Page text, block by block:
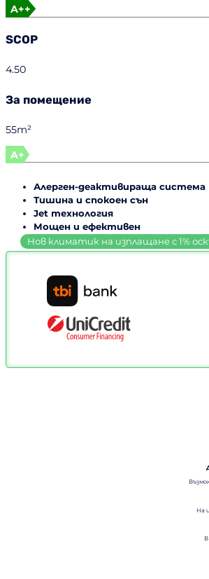
A++
SCOP
4.50
За помещение
55m²
A+
Алерген-деактивираща система
Тишина и спокоен сън
Jet технология
Мощен и ефективен
На